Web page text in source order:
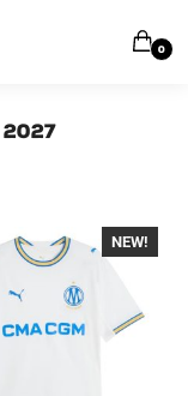
0
-40%
NEW!